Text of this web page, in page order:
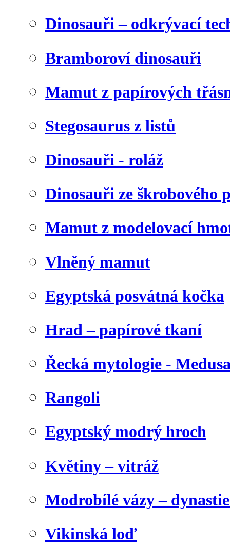
Dinosauři – odkrývací
Bramboroví dinosauři
Mamut z papírových
Stegosaurus z listů
Dinosauři - roláž
Dinosauři ze škrobového
Mamut z modelovací
Vlněný mamut
Egyptská posvátná kočka
Hrad – papírové tkaní
Řecká mytologie -
Rangoli
Egyptský modrý hroch
Květiny – vitráž
Modrobílé vázy –
Vikinská loď